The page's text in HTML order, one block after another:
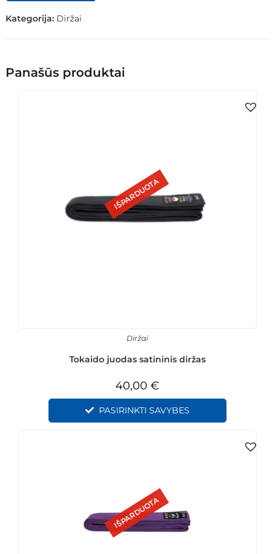
Kategorija: Diržai
Panašūs produktai
IŠPARDUOTA
Diržai
Tokaido juodas satininis diržas
40,00€
PASIRINKTI SAVYBES
IŠPARDUOTA